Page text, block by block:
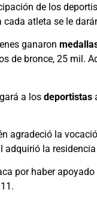
de los
cada atleta se le
ganaron
de bronce, 25 mil.
a los deportistas
agradeció la
adquirió la
por haber